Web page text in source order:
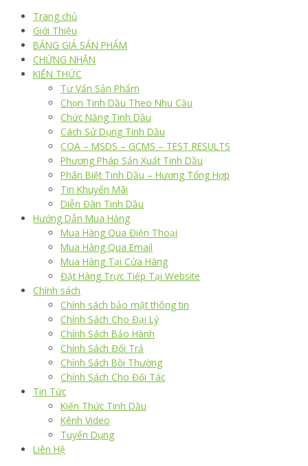
Trang chủ
Giới Thiệu
BẢNG GIÁ SẢN PHẨM
CHỨNG NHẬN
KIẾN THỨC
Tư Vấn Sản Phẩm
Chọn Tinh Dầu Theo Nhu Cầu
Chức Năng Tinh Dầu
Cách Sử Dụng Tinh Dầu
COA – MSDS – GCMS – TEST RESULTS
Phương Pháp Sản Xuất Tinh Dầu
Phân Biệt Tinh Dầu – Hương Tổng Hợp
Tin Khuyến Mãi
Diễn Đàn Tinh Dầu
Hướng Dẫn Mua Hàng
Mua Hàng Qua Điện Thoại
Mua Hàng Qua Email
Mua Hàng Tại Cửa Hàng
Đặt Hàng Trực Tiếp Tại Website
Chính sách
Chính sách bảo mật thông tin
Chính Sách Cho Đại Lý
Chính Sách Bảo Hành
Chính Sách Đổi Trả
Chính Sách Bồi Thường
Chính Sách Cho Đối Tác
Tin Tức
Kiến Thức Tinh Dầu
Kênh Video
Tuyển Dụng
Liên Hệ